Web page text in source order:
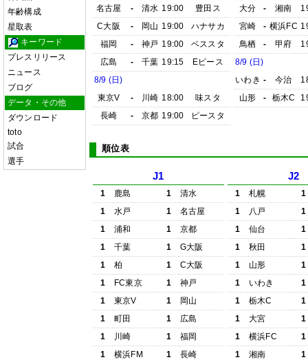
年齢構成
星取表
キーワード
プレスリリース
ニュース
ブログ
データ・その他
ダウンロード
toto
試合
選手
名古屋
- 清水 19:00
豊田ス
C大阪
- 岡山 19:00
ハナサカ
福岡
- 神戸 19:00
ベススタ
広島
- 千葉 19:15
Eピース
8/9 (日)
東京V
- 川崎 18:00
味スタ
長崎
- 京都 19:00 ピースタ
大分
- 湘南
宮崎
- 横浜FC
鳥栖
- 甲府
8/9 (日)
いわき - 今治
山形
- 栃木C
順位表
J1
1 鹿島 1
清水
1
水戸 1
名古屋
1
浦和 1
京都
1
千葉 1
G大阪
1
柏 1
C大阪
1
FC東京 1
神戸
1
東京V 1
岡山
1
町田 1
広島
1
川崎 1
福岡
1
横浜FM 1 長崎
J2
1 札幌
1
1
八戸
1
1
仙台
1
1
秋田
1
1
山形
1
1
いわき
1
1
栃木C
1
1
大宮
1
1
横浜FC
1
1
湘南 1